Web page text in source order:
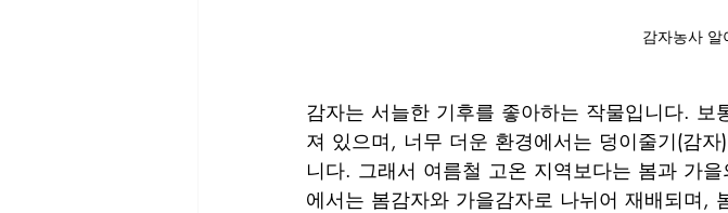
감자농사 알
감자는 서늘한 기후를 좋아하는 작물입니다.
져 있으며, 너무 더운 환경에서는 덩이줄기(감
니다. 그래서 여름철 고온 지역보다는 봄과 가
에서는 봄감자와 가을감자로 나뉘어 재배되며,